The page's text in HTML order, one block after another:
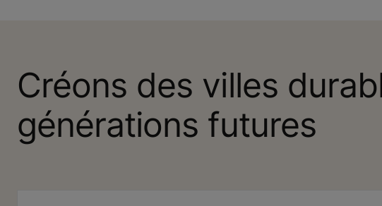
Créons des villes
générations futures